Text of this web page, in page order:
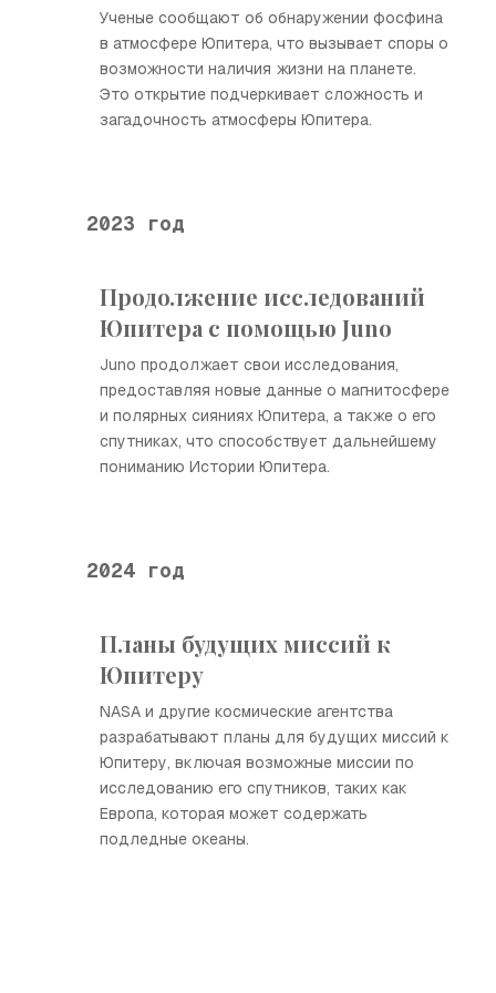
Ученые сообщают об обнаружении фосфина
в атмосфере Юпитера, что вызывает споры о
возможности наличия жизни на планете.
Это открытие подчеркивает сложность и
загадочность атмосферы Юпитера.
2023 год
Продолжение исследований
Юпитера с помощью Juno
Juno продолжает свои исследования,
предоставляя новые данные о магнитосфере
и полярных сияниях Юпитера, а также о его
спутниках, что способствует дальнейшему
пониманию Истории Юпитера.
2024 год
Планы будущих миссий к
Юпитеру
NASA и другие космические агентства
разрабатывают планы для будущих миссий к
Юпитеру, включая возможные миссии по
исследованию его спутников, таких как
Европа, которая может содержать
подледные океаны.